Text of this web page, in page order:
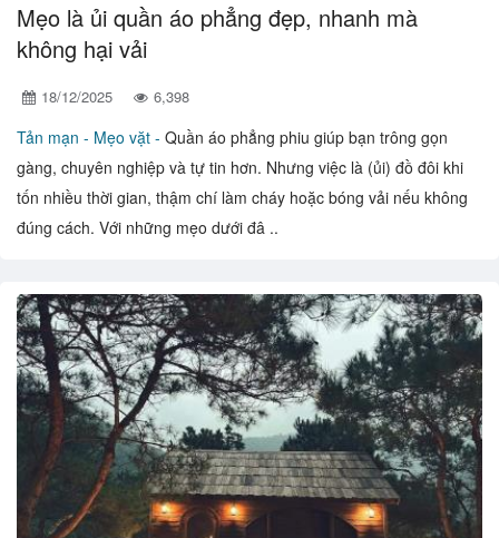
Mẹo là ủi quần áo phẳng đẹp, nhanh mà
không hại vải
18/12/2025 6,398
Tản mạn - Mẹo vặt - Quần áo phẳng phiu giúp bạn trông gọn
gàng, chuyên nghiệp và tự tin hơn. Nhưng việc là (ủi) đồ đôi khi
tốn nhiều thời gian, thậm chí làm cháy hoặc bóng vải nếu không
đúng cách. Với những mẹo dưới đâ ..